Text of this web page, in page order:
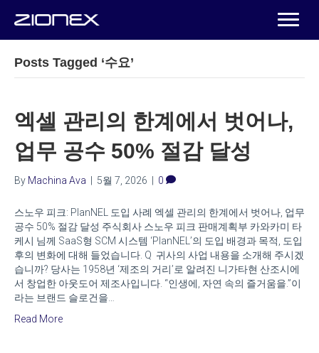
Posts Tagged ‘수요’
엑셀 관리의 한계에서 벗어나,
업무 공수 50% 절감 달성
By Machina Ava 5월 7, 2026 0
스노우 피크: PlanNEL 도입 사례 엑셀 관리의 한계에서 벗어나, 업무
공수 50% 절감 달성 주식회사 스노우 피크 판매계획부 카와카미 타
케시 님께 SaaS형 SCM 시스템 ‘PlanNEL’의 도입 배경과 목적, 도입
후의 변화에 대해 들었습니다. Q 귀사의 사업 내용을 소개해 주시겠
습니까? 당사는 1958년 ‘제조의 거리’로 알려진 니가타현 산조시에
서 창업한 아웃도어 제조사입니다. “인생에, 자연 속의 즐거움을.”이
라는 브랜드 슬로건을…
Read More